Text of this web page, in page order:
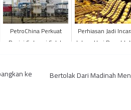
PetroChina Perkuat
Posisi Sebagai Salah
Gas Terbe...
Perhiasan Jadi
Jelang Hari Raya
ke Bertolak Dari Madinah